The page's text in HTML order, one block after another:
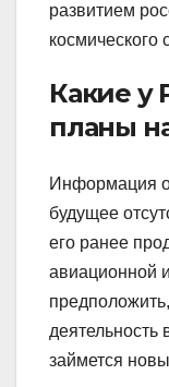
развитием
космического
Какие у
планы
Информация
будущее
его ранее
авиационной
займется